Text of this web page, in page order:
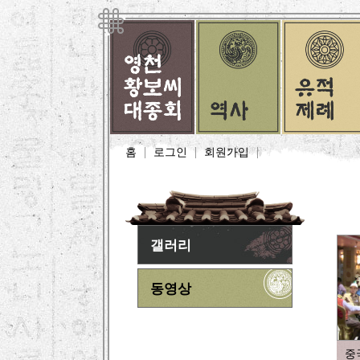
홈 로그인 회원가입
갤러리
동영상
중